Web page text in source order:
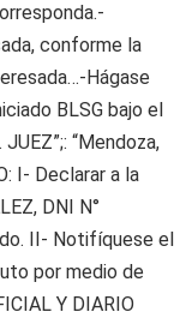
conforme la
Hágase
BLSG bajo el
“Mendoza,
I- Declarar a la
DNI N°
II- Notifíquese el
por medio de
Y DIARIO